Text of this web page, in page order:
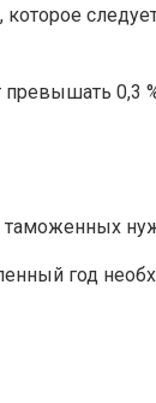
которое
0,3
таможенных
год